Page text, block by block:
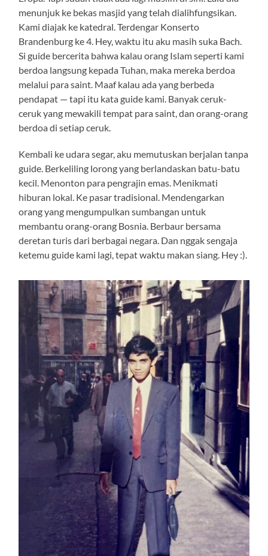
menunjuk ke bekas masjid yang telah dialihfungsikan.
Kami diajak ke katedral. Terdengar Konserto
Brandenburg ke 4. Hey, waktu itu aku masih suka Bach.
Si guide bercerita bahwa kalau orang Islam seperti kami
berdoa langsung kepada Tuhan, maka mereka berdoa
melalui para saint. Maaf kalau ada yang berbeda
pendapat — tapi itu kata guide kami. Banyak ceruk-
ceruk yang mewakili tempat para saint, dan orang-orang
berdoa di setiap ceruk.
Kembali ke udara segar, aku memutuskan berjalan tanpa
guide. Berkeliling lorong yang berlandaskan batu-batu
kecil. Menonton para pengrajin emas. Menikmati
hiburan lokal. Ke pasar tradisional. Mendengarkan
orang yang mengumpulkan sumbangan untuk
membantu orang-orang Bosnia. Berbaur bersama
deretan turis dari berbagai negara. Dan nggak sengaja
ketemu guide kami lagi, tepat waktu makan siang. Hey :).